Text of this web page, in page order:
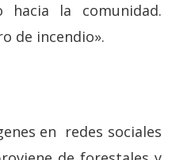
hacia la comunidad.
de incendio».
en redes sociales